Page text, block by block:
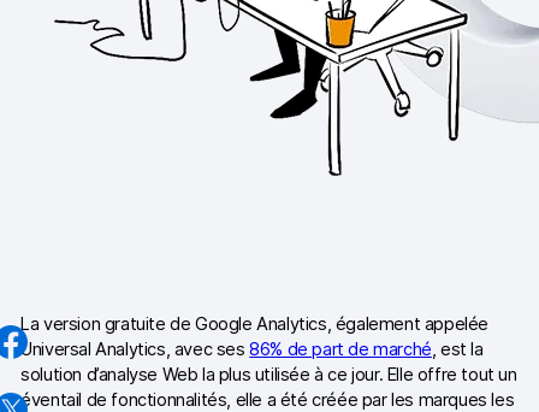
Activation des données
Respect de la vie privée
Analyses pour le commerce électronique
Suivi et balisage côté serveur
Piano Analytics
Matomo
La version gratuite de Google Analytics, également appelée
Universal Analytics, avec ses86% de part de marché, est la
solution d’analyse Web la plus utilisée à ce jour. Elle offre tout un
éventail de fonctionnalités, elle a été créée par les marques les